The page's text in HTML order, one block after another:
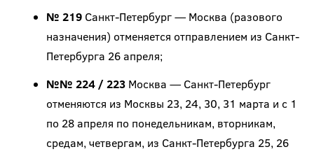
№ 219Санкт-Петербург — Москва (разового
назначения) отменяется отправлением из Санкт-
Петербурга 26 апреля;
№№ 224 / 223Москва — Санкт-Петербург
отменяются из Москвы 23, 24, 30, 31 марта и с 1
по 28 апреля по понедельникам, вторникам,
средам, четвергам, из Санкт-Петербурга 25, 26